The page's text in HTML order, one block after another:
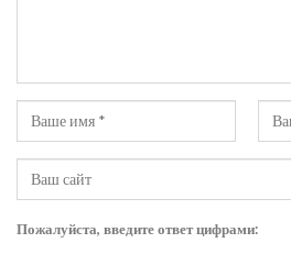
Пожалуйста, введите ответ цифрами: